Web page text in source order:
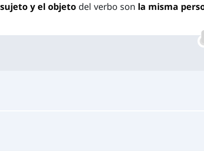
y el objeto del verbo son la misma